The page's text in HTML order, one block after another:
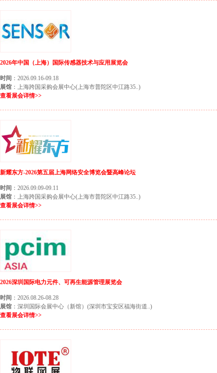
2026年中国（上海）国际传感器技术与应用展览会
时间 ：2026.09.16-09.18
展馆 ：上海跨国采购会展中心(上海市普陀区中江路35..)
查看展会详情>>
新耀东方-2026第五届上海网络安全博览会暨高峰论坛
时间 ：2026.09.09-09.11
展馆 ：上海跨国采购会展中心(上海市普陀区中江路35..)
查看展会详情>>
2026深圳国际电力元件、可再生能源管理展览会
时间 ：2026.08.26-08.28
展馆 ：深圳国际会展中心（新馆）(深圳市宝安区福海街道..)
查看展会详情>>